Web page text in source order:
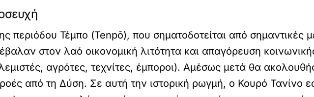
περιόδου Τέμπο (Tenpō), που σηματοδοτείται από σημαντικές
στον λαό οικονομική λιτότητα και απαγόρευση
αγρότες, τεχνίτες, έμποροι). Αμέσως μετά θα
από τη Δύση. Σε αυτή την ιστορική ρωγμή, ο Κουρό Τανίνο